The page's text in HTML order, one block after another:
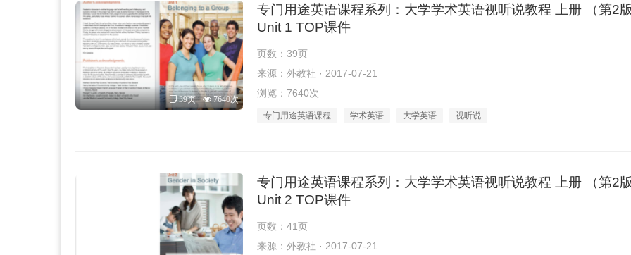
39页 7640次
专门用途英语课程系列：大学学术英语视听说教程 上册 （第2版
Unit 1 TOP课件
页数：39页
来源：外教社 · 2017-07-21
浏览：7640次
专门用途英语课程 学术英语 大学英语 视听说
专门用途英语课程系列：大学学术英语视听说教程 上册 （第2版
Unit 2 TOP课件
页数：41页
来源：外教社 · 2017-07-21